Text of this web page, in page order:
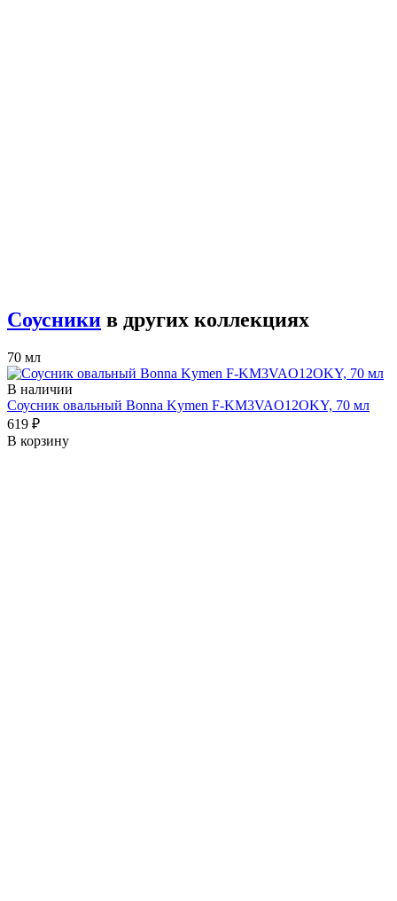
Соусники в других коллекциях
70 мл
В наличии
Соусник овальный Bonna Kymen F-KM3VAO12OKY, 70 мл
619 ₽
В корзину